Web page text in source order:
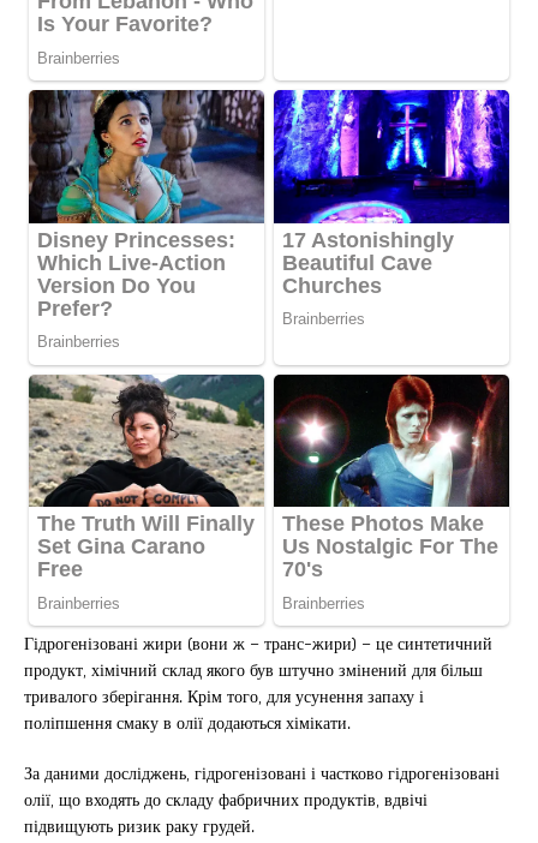
Гідрогенізовані жири (вони ж – транс-жири) – це синтетичний
продукт, хімічний склад якого був штучно змінений для більш
тривалого зберігання. Крім того, для усунення запаху і
поліпшення смаку в олії додаються хімікати.
За даними досліджень, гідрогенізовані і частково гідрогенізовані
олії, що входять до складу фабричних продуктів, вдвічі
підвищують ризик раку грудей.